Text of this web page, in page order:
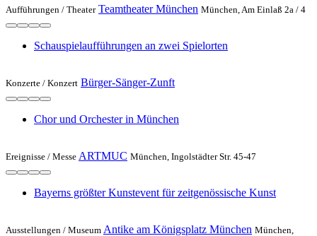
Aufführungen / Theater Teamtheater München München, Am Einlaß 2a / 4
Schauspielaufführungen an zwei Spielorten
Konzerte / Konzert Bürger-Sänger-Zunft
Chor und Orchester in München
Ereignisse / Messe ARTMUC München, Ingolstädter Str. 45-47
Bayerns größter Kunstevent für zeitgenössische Kunst
Ausstellungen / Museum Antike am Königsplatz München München,